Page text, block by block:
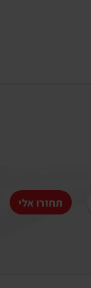
תחזרו אלי